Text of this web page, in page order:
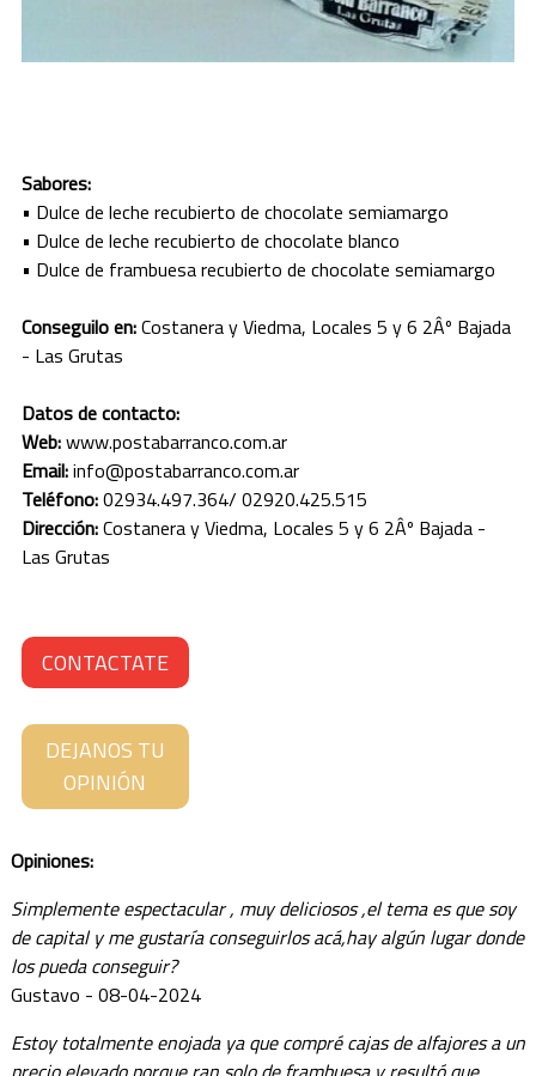
MENDOZA
MISIONES
RIO NEGRO
SALTA
SAN JUAN
SAN LUIS
SANTA CRUZ
SANTIAGO DEL ESTERO
TIERRA DEL FUEGO
TUCUMÁN
Sabores:
• Dulce de leche recubierto de chocolate semiamargo
• Dulce de leche recubierto de chocolate blanco
• Dulce de frambuesa recubierto de chocolate semiamargo
Conseguilo en:Costanera y Viedma, Locales 5 y 6 2Âº Bajada
- Las Grutas
Datos de contacto:
Web:www.postabarranco.com.ar
Email:info@postabarranco.com.ar
Teléfono:02934.497.364/ 02920.425.515
Dirección:Costanera y Viedma, Locales 5 y 6 2Âº Bajada -
Las Grutas
CONTACTATE
DEJANOS TU
OPINIÓN
Opiniones:
Simplemente espectacular , muy deliciosos ,el tema es que soy
de capital y me gustaría conseguirlos acá,hay algún lugar donde
los pueda conseguir?
Gustavo - 08-04-2024
Estoy totalmente enojada ya que compré cajas de alfajores a un